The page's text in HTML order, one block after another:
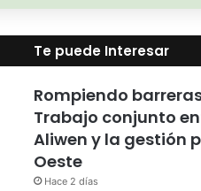
Te puede Interesar
Rompiendo
Trabajo conjunto
Aliwen y la gestión
Oeste
Hace 2 días